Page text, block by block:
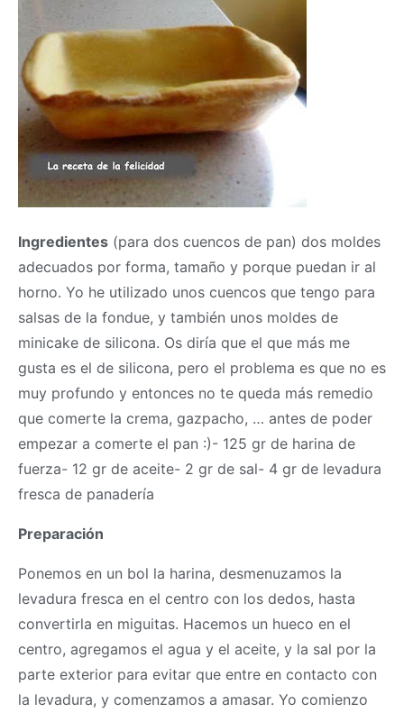
Ingredientes (para dos cuencos de pan) dos moldes
adecuados por forma, tamaño y porque puedan ir al
horno. Yo he utilizado unos cuencos que tengo para
salsas de la fondue, y también unos moldes de
minicake de silicona. Os diría que el que más me
gusta es el de silicona, pero el problema es que no es
muy profundo y entonces no te queda más remedio
que comerte la crema, gazpacho, … antes de poder
empezar a comerte el pan :)- 125 gr de harina de
fuerza- 12 gr de aceite- 2 gr de sal- 4 gr de levadura
fresca de panadería
Preparación
Ponemos en un bol la harina, desmenuzamos la
levadura fresca en el centro con los dedos, hasta
convertirla en miguitas. Hacemos un hueco en el
centro, agregamos el agua y el aceite, y la sal por la
parte exterior para evitar que entre en contacto con
la levadura, y comenzamos a amasar. Yo comienzo